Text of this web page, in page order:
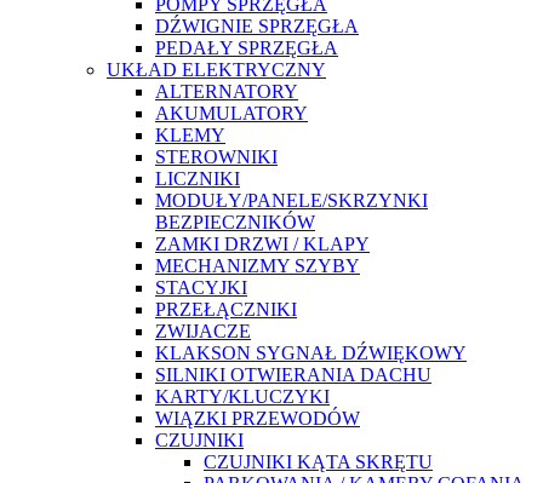
POMPY SPRZĘGŁA
DŹWIGNIE SPRZĘGŁA
PEDAŁY SPRZĘGŁA
UKŁAD ELEKTRYCZNY
ALTERNATORY
AKUMULATORY
KLEMY
STEROWNIKI
LICZNIKI
MODUŁY/PANELE/SKRZYNKI
BEZPIECZNIKÓW
ZAMKI DRZWI / KLAPY
MECHANIZMY SZYBY
STACYJKI
PRZEŁĄCZNIKI
ZWIJACZE
KLAKSON SYGNAŁ DŹWIĘKOWY
SILNIKI OTWIERANIA DACHU
KARTY/KLUCZYKI
WIĄZKI PRZEWODÓW
CZUJNIKI
CZUJNIKI KĄTA SKRĘTU